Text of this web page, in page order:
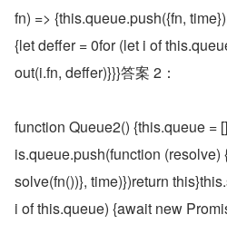
fn) => {this.queue.push({fn,
{let deffer = 0for (let i of
out(i.fn, deffer)}}}答案 2：
function Queue2() {this.queue =
is.queue.push(function
solve(fn())}, time)})return
i of this.queue) {await new